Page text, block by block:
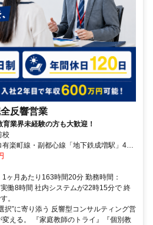
反響営業
業界未経験の方も大歓迎！
校
楽町線・副都心線「地下鉄成増駅」4番
線「成増駅」南口より徒歩約3分
ヶ月あたり163時間20分 勤務時間：
働8時間 社内システムが22時15分で 終
。
択”に寄り添う 反響型コンサルティング営
える。 『家庭教師のトライ』『個別教